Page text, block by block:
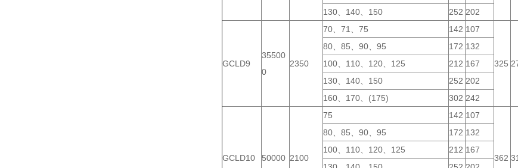
130、140、150
252 202
GCLD9
35500
0
2350
70、71、75 142 107
325
80、85、90、95
172 132
100、110、120、125
212 167
130、140、150
252 202
160、170、(175)
302 242
GCLD10 50000 2100
75 142 107
362
80、85、90、95
172 132
100、110、120、125
212 167